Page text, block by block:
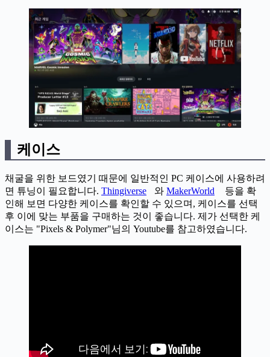
케이스
채굴을 위한 보드였기 때문에 일반적인 PC 케이스에 사용하려
면 튜닝이 필요합니다. Thingiverse 와 MakerWorld
등을 확
인해 보면 다양한 케이스를 확인할 수 있으며, 케이스를 선택
후 이에 맞는 부품을 구매하는 것이 좋습니다. 제가 선택한 케
이스는 "Pixels & Polymer"님의 Youtube를 참고하였습니다.